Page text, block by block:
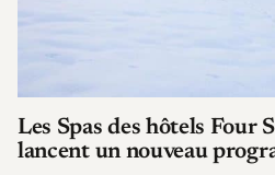
Les Spas des hôtels Four
lancent un nouveau